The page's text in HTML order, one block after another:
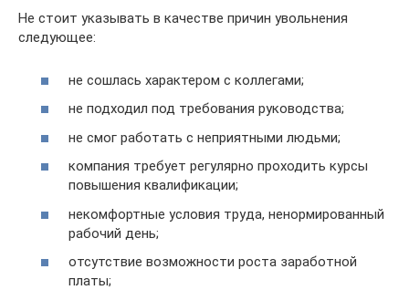
Не стоит указывать в качестве причин увольнения
следующее:
не сошлась характером с коллегами;
не подходил под требования руководства;
не смог работать с неприятными людьми;
компания требует регулярно проходить курсы
повышения квалификации;
некомфортные условия труда, ненормированный
рабочий день;
отсутствие возможности роста заработной
платы;